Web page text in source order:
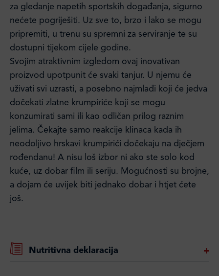
za gledanje napetih sportskih događanja, sigurno
nećete pogriješiti. Uz sve to, brzo i lako se mogu
pripremiti, u trenu su spremni za serviranje te su
dostupni tijekom cijele godine.
Svojim atraktivnim izgledom ovaj inovativan
proizvod upotpunit će svaki tanjur. U njemu će
uživati svi uzrasti, a posebno najmlađi koji će jedva
dočekati zlatne krumpiriće koji se mogu
konzumirati sami ili kao odličan prilog raznim
jelima. Čekajte samo reakcije klinaca kada ih
neodoljivo hrskavi krumpirići dočekaju na dječjem
rođendanu! A nisu loš izbor ni ako ste solo kod
kuće, uz dobar film ili seriju. Mogućnosti su brojne,
a dojam će uvijek biti jednako dobar i htjet ćete
još.
Nutritivna deklaracija